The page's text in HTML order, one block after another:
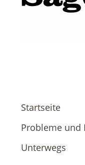
Startseite
Probleme und
Unterwegs